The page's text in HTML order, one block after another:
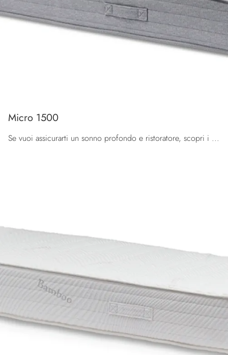
Micro 1500
Se vuoi assicurarti un sonno profondo e ristoratore, scopri i Materassi a molle insacchettate singoli come il modello Micro 1500 Brentaflex.